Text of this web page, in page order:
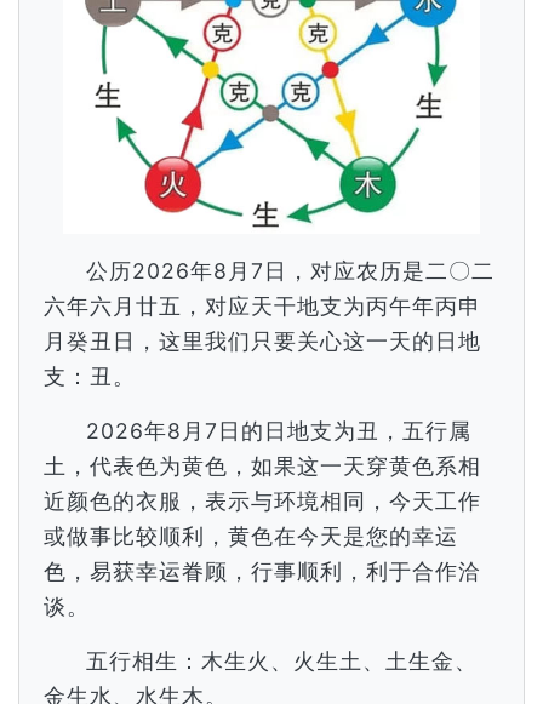
公历2026年8月7日，对应农历是二〇二
六年六月廿五，对应天干地支为丙午年丙申
月癸丑日，这里我们只要关心这一天的日地
支：丑。
2026年8月7日的日地支为丑，五行属
土，代表色为黄色，如果这一天穿黄色系相
近颜色的衣服，表示与环境相同，今天工作
或做事比较顺利，黄色在今天是您的幸运
色，易获幸运眷顾，行事顺利，利于合作洽
谈。
五行相生：木生火、火生土、土生金、
金生水、水生木。